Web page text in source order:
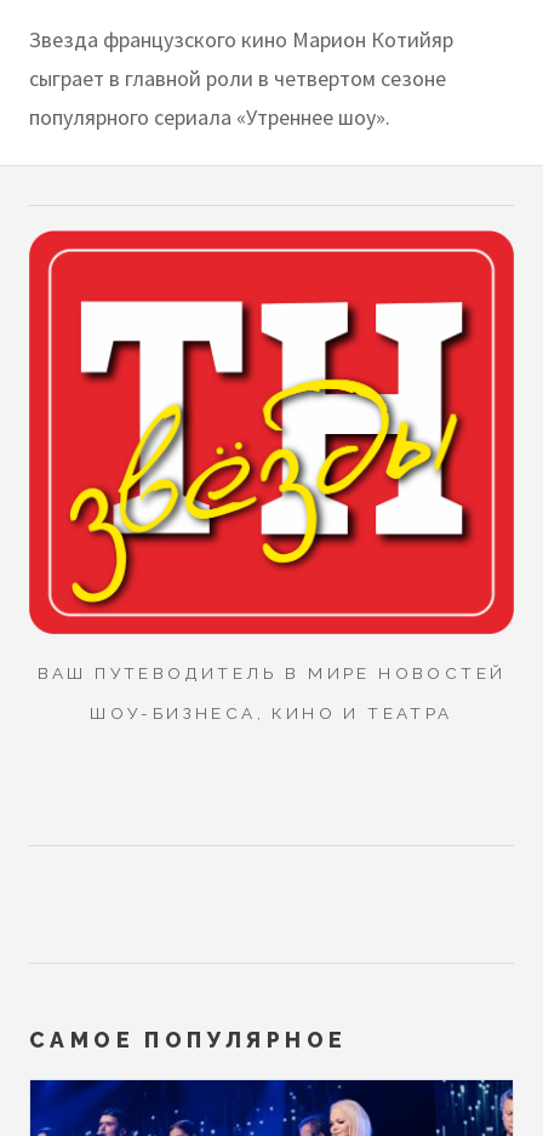
Звезда французского кино Марион Котийяр
сыграет в главной роли в четвертом сезоне
популярного сериала «Утреннее шоу».
ВАШ ПУТЕВОДИТЕЛЬ В МИРЕ НОВОСТЕЙ
ШОУ-БИЗНЕСА, КИНО И ТЕАТРА
САМОЕ ПОПУЛЯРНОЕ